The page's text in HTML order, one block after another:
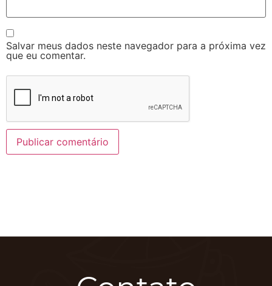
Salvar meus dados neste navegador para a próxima vez
que eu comentar.